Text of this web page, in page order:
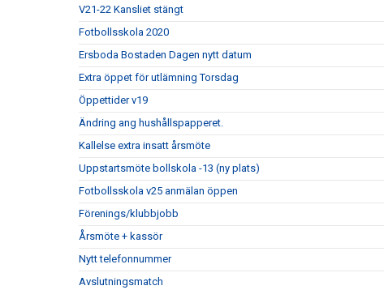
V21-22 Kansliet stängt
Fotbollsskola 2020
Ersboda Bostaden Dagen nytt datum
Extra öppet för utlämning Torsdag
Öppettider v19
Ändring ang hushållspapperet.
Kallelse extra insatt årsmöte
Uppstartsmöte bollskola -13 (ny plats)
Fotbollsskola v25 anmälan öppen
Förenings/klubbjobb
Årsmöte + kassör
Nytt telefonnummer
Avslutningsmatch